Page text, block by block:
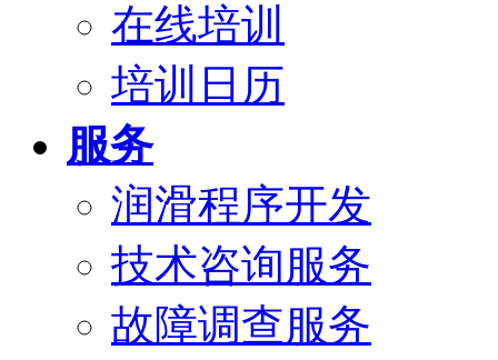
在线培训
培训日历
服务
润滑程序开发
技术咨询服务
故障调查服务